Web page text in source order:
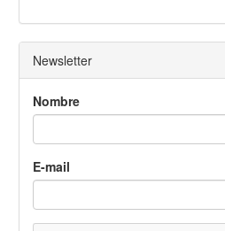
Newsletter
Nombre
E-mail